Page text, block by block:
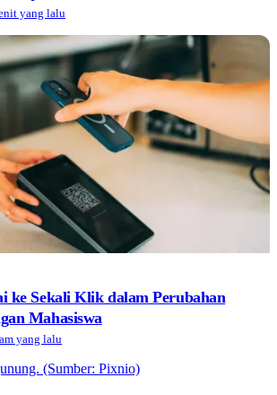
yang lalu
ke Sekali Klik dalam Perubahan
Mahasiswa
yang lalu